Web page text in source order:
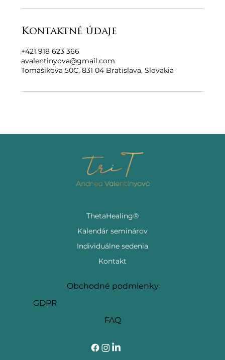
Kontaktné údaje
+421 918 623 366
avalentinyova@gmail.com
Tomášikova 50C, 831 04 Bratislava, Slovakia
ThetaHealing®
Kalendár seminárov
Individuálne sedenia
Kontakt
Obchodné podmienky
GDPR
FAQ